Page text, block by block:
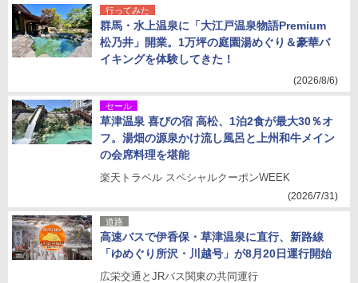
行ってみた
群馬・水上温泉に「大江戸温泉物語Premium
松乃井」開業。1万坪の庭園湯めぐり＆豪華バ
イキングを体験してきた！
(2026/8/6)
セール
草津温泉 喜びの宿 高松、1泊2食が最大30％オ
フ。湯畑の源泉かけ流し風呂と上州和牛メイン
の会席料理を堪能
楽天トラベル スペシャルクーポンWEEK
(2026/7/31)
道路
高速バスで伊香保・草津温泉に直行、新路線
「ゆめぐり所沢・川越号」が8月20日運行開始
広栄交通とJRバス関東の共同運行